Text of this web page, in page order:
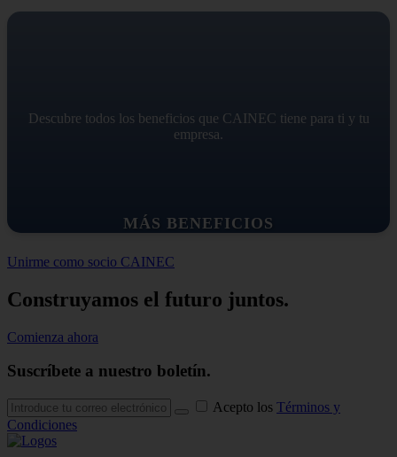
MÁS BENEFICIOS
Descubre todos los beneficios que CAINEC tiene para ti y tu
empresa.
Unirme como socio CAINEC
Construyamos el futuro juntos.
Comienza ahora
Suscríbete a nuestro boletín.
Acepto los Términos y
Condiciones